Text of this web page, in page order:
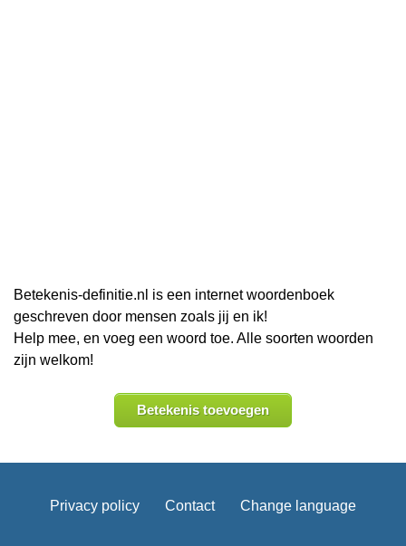
Betekenis-definitie.nl is een internet woordenboek
geschreven door mensen zoals jij en ik!
Help mee, en voeg een woord toe. Alle soorten woorden
zijn welkom!
Betekenis toevoegen
Privacy policy Contact Change language